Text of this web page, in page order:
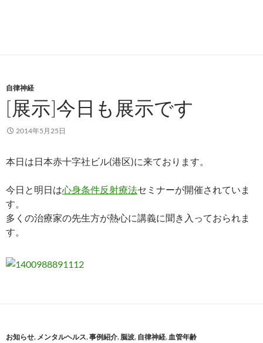
自律神経
[展示]今日も展示です
2014年5月25日
本日は日本赤十字社ビル(港区)に来ております。
今日と明日は心身条件反射療法セミナーが開催されていま
す。
多くの治療家の先生方が熱心に講義に聞き入っておられま
す。
お知らせ, メンタルヘルス,事例紹介, 脳波, 自律神経,血管年齢